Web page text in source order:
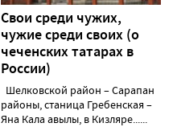
Свои среди чужих,
чужие среди своих (о
чеченских татарах в
России)
Шелковской район – Сарапан
районы, станица Гребенская –
Яна Кала авылы, в Кизляре......